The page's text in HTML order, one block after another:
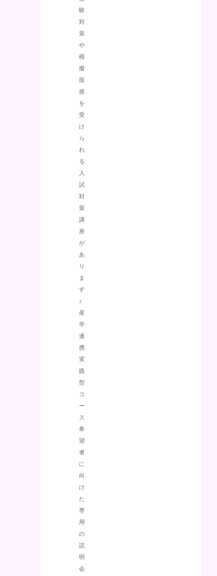
験
対
策
や
模
擬
面
接
を
受
け
ら
れ
る
入
試
対
策
講
座
が
あ
り
ま
す
♪
産
学
連
携
実
践
型
コ
ー
ス
希
望
者
に
向
け
た
専
用
の
説
明
会